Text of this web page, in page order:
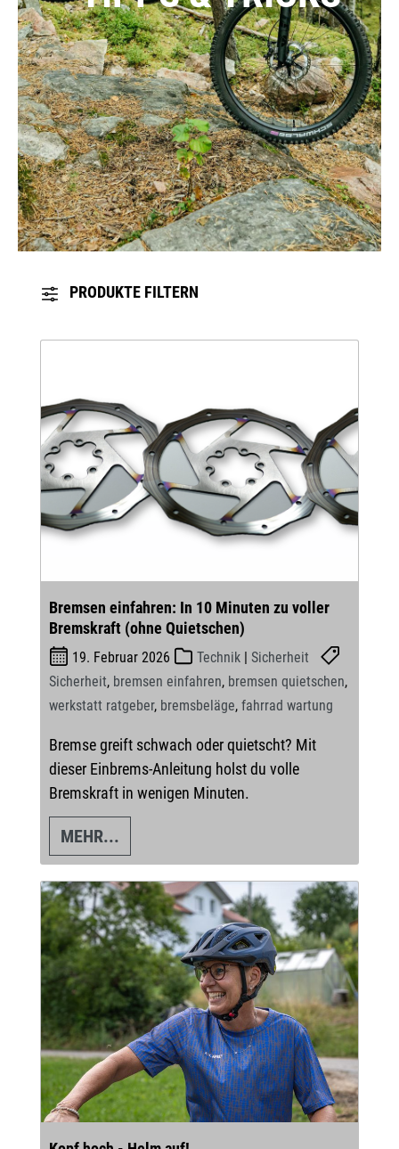
PRODUKTE FILTERN
Bremsen einfahren: In 10 Minuten zu voller
Bremskraft (ohne Quietschen)
19. Februar 2026 Technik | Sicherheit
Sicherheit, bremsen einfahren, bremsen quietschen,
werkstatt ratgeber, bremsbeläge, fahrrad wartung
Bremse greift schwach oder quietscht? Mit
dieser Einbrems-Anleitung holst du volle
Bremskraft in wenigen Minuten.
MEHR...